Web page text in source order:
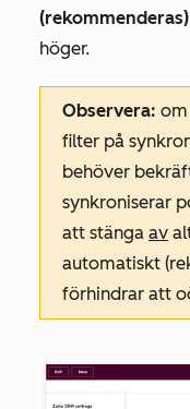
(rekommenderas)
höger.
Observera:
filter på
behöver
synkroniserar
att stänga av
automatiskt
förhindrar att